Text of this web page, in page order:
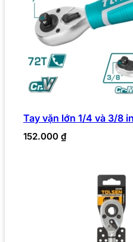
Tay vặn lớn 1/4 và 3/8
152.000 ₫